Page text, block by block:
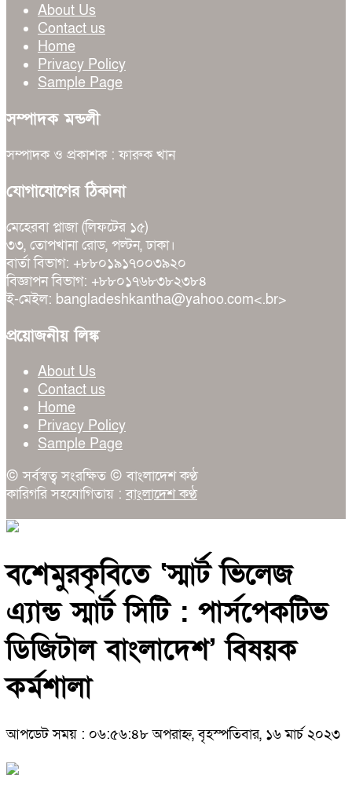
About Us
Contact us
Home
Privacy Policy
Sample Page
সম্পাদক মন্ডলী
সম্পাদক ও প্রকাশক : ফারুক খান
যোগাযোগের ঠিকানা
মেহেরবা প্লাজা (লিফটের ১৫)
৩৩, তোপখানা রোড, পল্টন, ঢাকা।
বার্তা বিভাগ: +৮৮০১৯১৭০০৩৯২০
বিজ্ঞাপন বিভাগ: +৮৮০১৭৬৮৩৮২৩৮৪
ই-মেইল: bangladeshkantha@yahoo.com<.br>
প্রয়োজনীয় লিঙ্ক
About Us
Contact us
Home
Privacy Policy
Sample Page
© সর্বস্বত্ব সংরক্ষিত © বাংলাদেশ কণ্ঠ
কারিগরি সহযোগিতায় :বাংলাদেশ কণ্ঠ
বশেমুরকৃবিতে ‘স্মার্ট ভিলেজ
এ্যান্ড স্মার্ট সিটি : পার্সপেকটিভ
ডিজিটাল বাংলাদেশ’ বিষয়ক
কর্মশালা
আপডেট সময় : ০৬:৫৬:৪৮ অপরাহ্ন, বৃহস্পতিবার, ১৬ মার্চ ২০২৩